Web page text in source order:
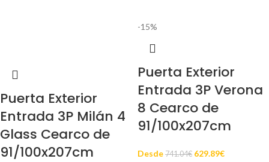
Puerta Exterior
Entrada 3P Milán 4
Glass Cearco de
91/100x207cm
-15%
Puerta Exterior
Entrada 3P Verona
8 Cearco de
91/100x207cm
Desde 741.04€ 629.89€